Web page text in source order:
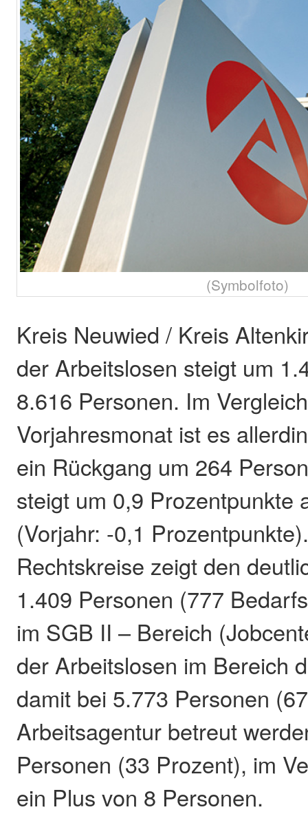
(Symbolfoto)
Kreis Neuwied / Kreis
der Arbeitslosen steigt um
8.616 Personen. Im
Vorjahresmonat ist es
ein Rückgang um 264
steigt um 0,9 Prozentpunkte
(Vorjahr: -0,1
Rechtskreise zeigt den
1.409 Personen (777
im SGB II – Bereich
der Arbeitslosen im Bereich
damit bei 5.773 Personen
Arbeitsagentur betreut
Personen (33 Prozent), im
ein Plus von 8 Personen.